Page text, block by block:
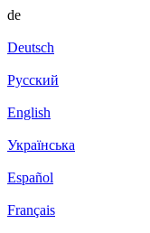
de
Deutsch
Русский
English
Українська
Español
Français